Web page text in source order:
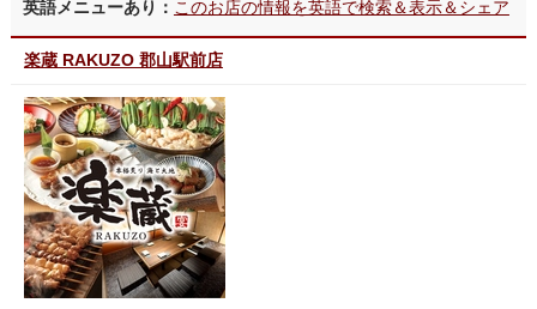
英語メニューあり： このお店の情報を英語で検索＆表示＆シェア
楽蔵 RAKUZO 郡山駅前店